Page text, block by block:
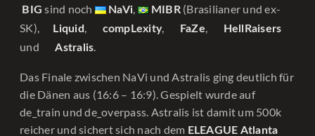
BIG sind noch NaVi, MIBR(Brasilianer und ex-
SK),
Liquid, compLexity, FaZe, HellRaisers
und Astralis.
Das Finale zwischen NaVi und Astralis ging deutlich für
die Dänen aus (16:6 – 16:9). Gespielt wurde auf
de_train und de_overpass. Astralis ist damit um 500k
reicher und sichert sich nach dem ELEAGUE Atlanta